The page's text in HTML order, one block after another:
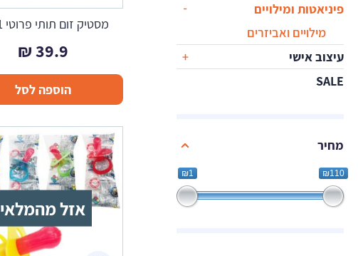
פיניאטות ומילויים
מילויים ואביזרים
עיצוב אישי
SALE
מחיר
₪1 ₪110
מסטיק זום תותי פרוטי 1 ק"ג
39.9
₪
הוספה לסל
אזל מהמלאי